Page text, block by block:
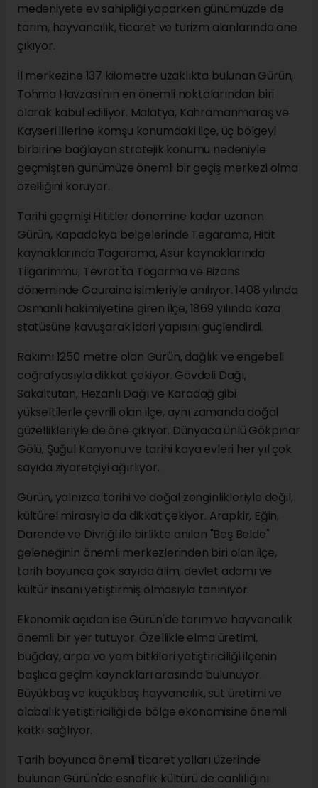
medeniyete ev sahipliği yaparken günümüzde de
tarım, hayvancılık, ticaret ve turizm alanlarında öne
çıkıyor.
İl merkezine 137 kilometre uzaklıkta bulunan Gürün,
Tohma Havzası'nın en önemli noktalarından biri
olarak kabul ediliyor. Malatya, Kahramanmaraş ve
Kayseri illerine komşu konumdaki ilçe, üç bölgeyi
birbirine bağlayan stratejik konumu nedeniyle
geçmişten günümüze önemli bir geçiş merkezi olma
özelliğini koruyor.
Tarihi geçmişi Hititler dönemine kadar uzanan
Gürün, Kapadokya belgelerinde Tegarama, Hitit
kaynaklarında Tagarama, Asur kaynaklarında
Tilgarimmu, Tevrat'ta Togarma ve Bizans
döneminde Gauraina isimleriyle anılıyor. 1408 yılında
Osmanlı hakimiyetine giren ilçe, 1869 yılında kaza
statüsüne kavuşarak idari yapısını güçlendirdi.
Rakımı 1250 metre olan Gürün, dağlık ve engebeli
coğrafyasıyla dikkat çekiyor. Gövdeli Dağı,
Sakaltutan, Hezanlı Dağı ve Karadağ gibi
yükseltilerle çevrili olan ilçe, aynı zamanda doğal
güzellikleriyle de öne çıkıyor. Dünyaca ünlü Gökpınar
Gölü, Şuğul Kanyonu ve tarihi kaya evleri her yıl çok
sayıda ziyaretçiyi ağırlıyor.
Gürün, yalnızca tarihi ve doğal zenginlikleriyle değil,
kültürel mirasıyla da dikkat çekiyor. Arapkir, Eğin,
Darende ve Divriği ile birlikte anılan "Beş Belde"
geleneğinin önemli merkezlerinden biri olan ilçe,
tarih boyunca çok sayıda âlim, devlet adamı ve
kültür insanı yetiştirmiş olmasıyla tanınıyor.
Ekonomik açıdan ise Gürün'de tarım ve hayvancılık
önemli bir yer tutuyor. Özellikle elma üretimi,
buğday, arpa ve yem bitkileri yetiştiriciliği ilçenin
başlıca geçim kaynakları arasında bulunuyor.
Büyükbaş ve küçükbaş hayvancılık, süt üretimi ve
alabalık yetiştiriciliği de bölge ekonomisine önemli
katkı sağlıyor.
Tarih boyunca önemli ticaret yolları üzerinde
bulunan Gürün'de esnaflık kültürü de canlılığını